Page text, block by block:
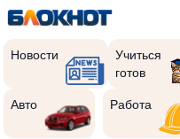
Новости
Учиться
готов
Авто Работа